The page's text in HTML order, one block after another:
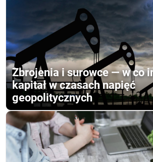
Zbrojenia i surowce — w co
kapitał w czasach napięć
geopolitycznych